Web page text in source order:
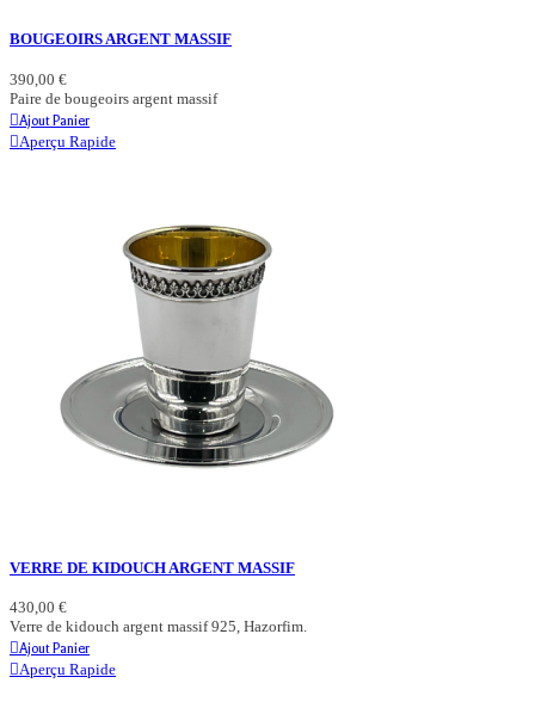
BOUGEOIRS ARGENT MASSIF
390,00 €
Paire de bougeoirs argent massif
Ajout Panier
Aperçu Rapide
VERRE DE KIDOUCH ARGENT MASSIF
430,00 €
Verre de kidouch argent massif 925, Hazorfim.
Ajout Panier
Aperçu Rapide